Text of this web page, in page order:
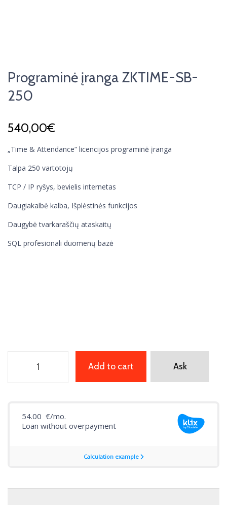
Programinė įranga ZKTIME-SB-
250
540,00€
„Time & Attendance“ licencijos programinė įranga
Talpa 250 vartotojų
TCP / IP ryšys, bevielis internetas
Daugiakalbė kalba, Išplėstinės funkcijos
Daugybė tvarkaraščių ataskaitų
SQL profesionali duomenų bazė
Add to cart Ask